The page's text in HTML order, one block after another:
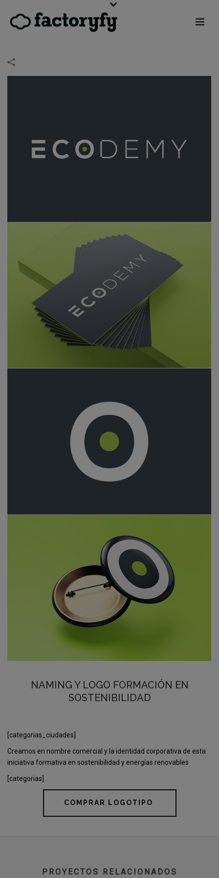
NAMING Y LOGO FORMACIÓN EN
SOSTENIBILIDAD
[categorias_ciudades]
Creamos en nombre comercial y la identidad corporativa de esta
iniciativa formativa en sostenibilidad y energías renovables
[categorias]
COMPRAR LOGOTIPO
PROYECTOS RELACIONADOS